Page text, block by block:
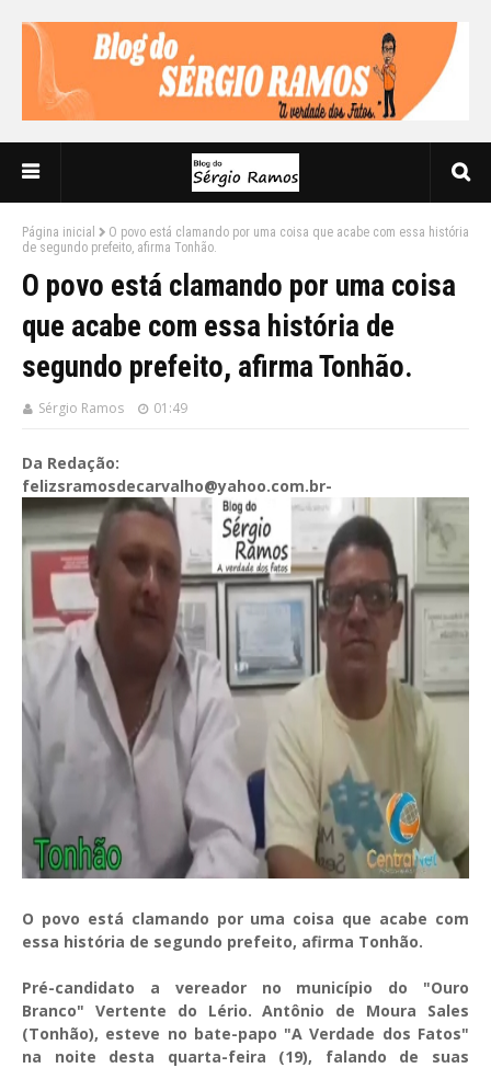
Página inicial
O povo está clamando por uma coisa que acabe com essa história
de segundo prefeito, afirma Tonhão.
O povo está clamando por uma coisa
que acabe com essa história de
segundo prefeito, afirma Tonhão.
Sérgio Ramos 01:49
Da Redação:
felizsramosdecarvalho@yahoo.com.br-
O povo está clamando por uma coisa que acabe com
essa história de segundo prefeito, afirma Tonhão.
Pré-candidato a vereador no município do "Ouro
Branco" Vertente do Lério. Antônio de Moura Sales
(Tonhão), esteve no bate-papo "A Verdade dos Fatos"
na noite desta quarta-feira (19), falando de suas